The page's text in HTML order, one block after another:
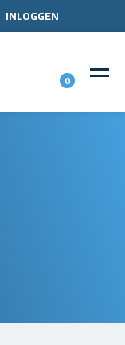
INLOGGEN
0